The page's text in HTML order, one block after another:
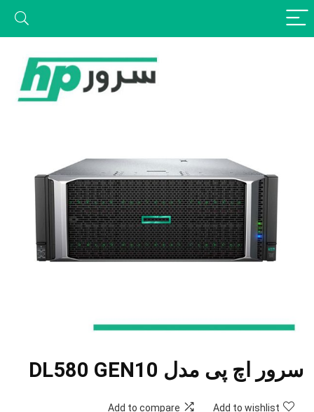
سرور اچ پی مدل DL580 GEN10
Add to wishlist
Add to compare